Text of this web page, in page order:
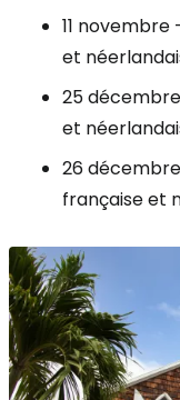
11
et
25
et
26
française et